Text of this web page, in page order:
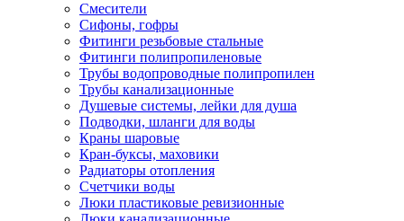
Смесители
Сифоны, гофры
Фитинги резьбовые стальные
Фитинги полипропиленовые
Трубы водопроводные полипропилен
Трубы канализационные
Душевые системы, лейки для душа
Подводки, шланги для воды
Краны шаровые
Кран-буксы, маховики
Радиаторы отопления
Счетчики воды
Люки пластиковые ревизионные